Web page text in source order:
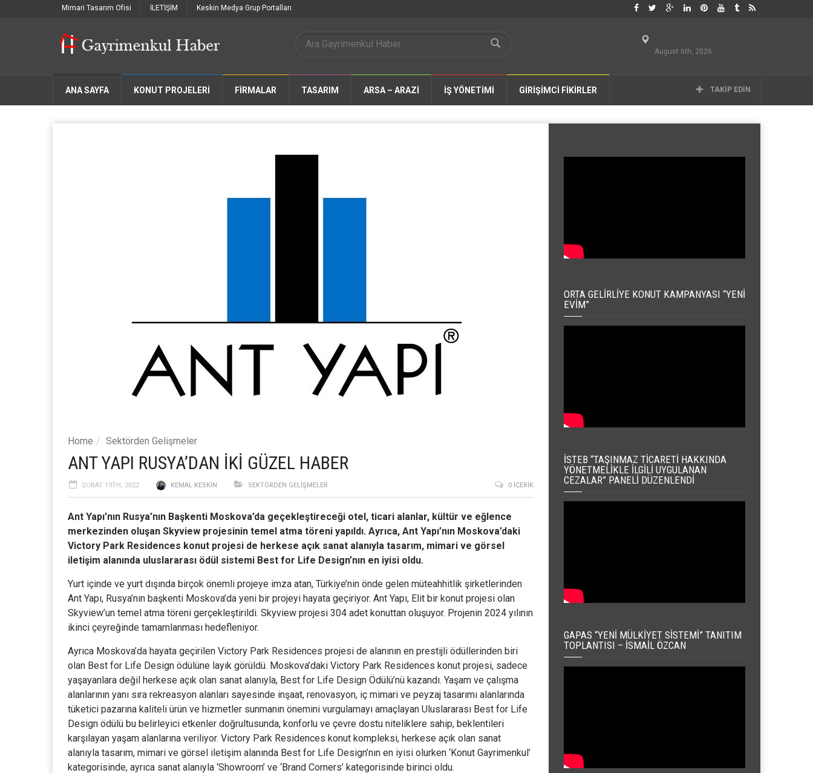
Mimari Tasarım Ofisi İLETİŞİM Keskin Medya Grup Portalları
August 6th, 2026
ANA SAYFA KONUT PROJELERİ FIRMALAR TASARIM ARSA – ARAZİ İŞ YÖNETİMİ GİRİŞİMCİ FİKİRLER TAKIP EDIN
Home Sektörden Gelişmeler
ANT YAPI RUSYA’DAN İKİ GÜZEL HABER
ŞUBAT 19TH, 2022 KEMAL KESKIN SEKTÖRDEN GELIŞMELER 0 İÇERIK
Ant Yapı’nın Rusya’nın Başkenti Moskova’da geçekleştireceği otel, ticari alanlar, kültür ve eğlence
merkezinden oluşan Skyview projesinin temel atma töreni yapıldı. Ayrıca, Ant Yapı’nın Moskova’daki
Victory Park Residences konut projesi de herkese açık sanat alanıyla tasarım, mimari ve görsel
iletişim alanında uluslararası ödül sistemi Best for Life Design’nın en iyisi oldu.
Yurt içinde ve yurt dışında birçok önemli projeye imza atan, Türkiye’nin önde gelen müteahhitlik şirketlerinden
Ant Yapı, Rusya’nın başkenti Moskova’da yeni bir projeyi hayata geçiriyor. Ant Yapı, Elit bir konut projesi olan
Skyview’un temel atma töreni gerçekleştirildi. Skyview projesi 304 adet konuttan oluşuyor. Projenin 2024 yılının
ikinci çeyreğinde tamamlanması hedefleniyor.
Ayrıca Moskova’da hayata geçirilen Victory Park Residences projesi de alanının en prestijli ödüllerinden biri
olan Best for Life Design ödülüne layık görüldü. Moskova’daki Victory Park Residences konut projesi, sadece
yaşayanlara değil herkese açık olan sanat alanıyla, Best for Life Design Ödülü’nü kazandı. Yaşam ve çalışma
alanlarının yanı sıra rekreasyon alanları sayesinde inşaat, renovasyon, iç mimari ve peyzaj tasarımı alanlarında
tüketici pazarına kaliteli ürün ve hizmetler sunmanın önemini vurgulamayı amaçlayan Uluslararası Best for Life
Design ödülü bu belirleyici etkenler doğrultusunda, konforlu ve çevre dostu niteliklere sahip, beklentileri
karşılayan yaşam alanlarına veriliyor. Victory Park Residences konut kompleksi, herkese açık olan sanat
alanıyla tasarım, mimari ve görsel iletişim alanında Best for Life Design’nın en iyisi olurken ‘Konut Gayrimenkul’
kategorisinde, ayrıca sanat alanıyla ‘Showroom’ ve ‘Brand Corners’ kategorisinde birinci oldu.
ORTA GELIRLIYE KONUT KAMPANYASI “YENI
EVIM”
İSTEB “TAŞINMAZ TICARETI HAKKINDA
YÖNETMELIKLE İLGILI UYGULANAN
CEZALAR” PANELI DÜZENLENDI
GAPAS “YENI MÜLKIYET SISTEMI” TANITIM
TOPLANTISI – İSMAIL ÖZCAN